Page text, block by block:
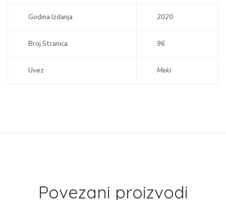
Godina Izdanja 2020
Broj Stranica 96
Uvez Meki
Povezani proizvodi